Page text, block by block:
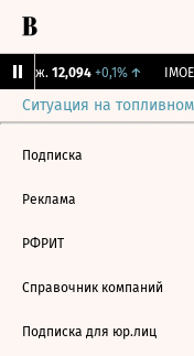
Бирж. 12,094 +0,1%↑ IMOEX
Ситуация на
Подписка
Реклама
РФРИТ
Справочник компаний
Подписка для юр.лиц